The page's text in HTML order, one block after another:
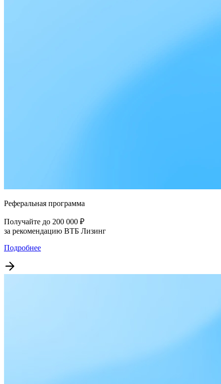
Реферальная программа
Получайте до 200 000 ₽
за рекомендацию ВТБ Лизинг
Подробнее